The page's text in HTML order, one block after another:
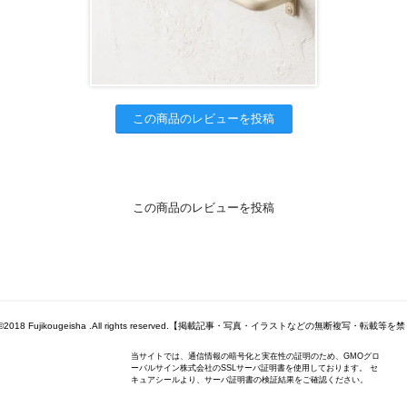
この商品のレビューを投稿
この商品のレビューを投稿
Fujikougeisha .All rights reserved.【掲載記事・写真・イラストなどの無断複写・転載等を禁
当サイトでは、通信情報の暗号化と実在性の証明のため、GMOグロ
ーバルサイン株式会社のSSLサーバ証明書を使用しております。 セ
キュアシールより、サーバ証明書の検証結果をご確認ください。